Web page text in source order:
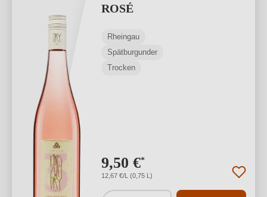
ROSÉ
Rheingau
Spätburgunder
Trocken
9,50 €*
12,67 €/L (0,75 L)